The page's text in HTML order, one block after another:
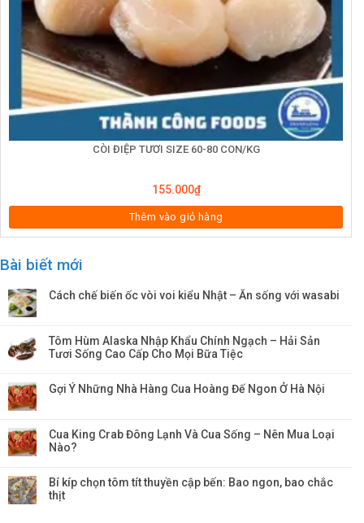
CÒI ĐIỆP TƯƠI SIZE 60-80 CON/KG
155.000₫
Thêm vào giỏ hàng
Bài biết mới
Cách chế biến ốc vòi voi kiểu Nhật – Ăn sống với wasabi
Tôm Hùm Alaska Nhập Khẩu Chính Ngạch – Hải Sản
Tươi Sống Cao Cấp Cho Mọi Bữa Tiệc
Gợi Ý Những Nhà Hàng Cua Hoàng Đế Ngon Ở Hà Nội
Cua King Crab Đông Lạnh Và Cua Sống – Nên Mua Loại
Nào?
Bí kíp chọn tôm tít thuyền cập bến: Bao ngon, bao chắc
thịt